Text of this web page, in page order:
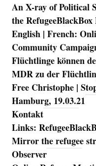
Navigation
An X-ray of Political
the RefugeeBlackBox
English | French:
Community
Flüchtlinge können
MDR zu der
Free Christophe |
Hamburg, 19.03.21
Kontakt
Links:
Mirror the refugee
Observer